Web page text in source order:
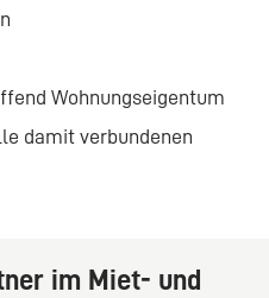
Wohnungseigentum
damit verbundenen
im Miet- und